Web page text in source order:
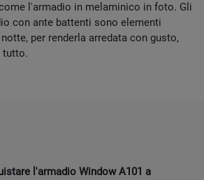
l'armadio in melaminico in foto. Gli
con ante battenti sono elementi
per renderla arredata con gusto,
tutto.
l'armadio Window A101 a